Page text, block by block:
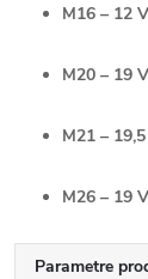
M16 – 12
M20 – 19
M21 –
M26 – 19
Parametre